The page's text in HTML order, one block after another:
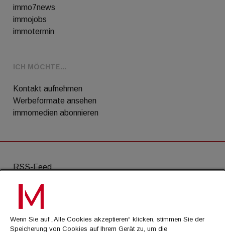
immo7news
immojobs
immotermin
ICH MÖCHTE...
Kontakt aufnehmen
Werbeformate ansehen
immomedien abonnieren
RSS-Feed
AGB
Datenschutz
Kontakt
Wenn Sie auf „Alle Cookies akzeptieren“ klicken, stimmen Sie der
Speicherung von Cookies auf Ihrem Gerät zu, um die